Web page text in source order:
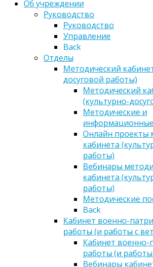
Об учреждении
Руководство
Руководство
Управление
Back
Отделы
Методический
досуговой работы)
Методический
(культурно-
Методические и
Онлайн проекты
кабинета
работы)
Вебинары
кабинета
работы)
Методические
Back
Кабинет военно-
работы (и работы с
Кабинет военно-
работы (и
Вебинары